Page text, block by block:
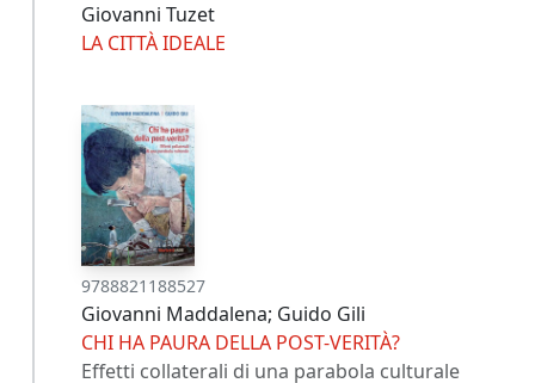
Giovanni Tuzet
LA CITTÀ IDEALE
9788821188527
Giovanni Maddalena; Guido Gili
CHI HA PAURA DELLA POST-VERITÀ?
Effetti collaterali di una parabola culturale